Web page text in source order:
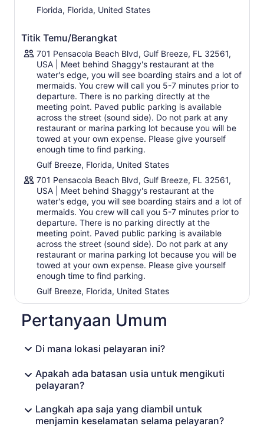
minuman yang dapat dibeli di dalam pesawat. Suvenir
sesuatu untuk mengenang perjalanan Anda.
Florida, Florida, United States
Titik Temu/Berangkat
701 Pensacola Beach Blvd, Gulf Breeze, FL 32561,
USA | Meet behind Shaggy's restaurant at the
water's edge, you will see boarding stairs and a lot of
mermaids. You crew will call you 5-7 minutes prior to
departure. There is no parking directly at the
meeting point. Paved public parking is available
across the street (sound side). Do not park at any
restaurant or marina parking lot because you will be
towed at your own expense. Please give yourself
enough time to find parking.
Gulf Breeze, Florida, United States
701 Pensacola Beach Blvd, Gulf Breeze, FL 32561,
USA | Meet behind Shaggy's restaurant at the
water's edge, you will see boarding stairs and a lot of
mermaids. You crew will call you 5-7 minutes prior to
departure. There is no parking directly at the
meeting point. Paved public parking is available
across the street (sound side). Do not park at any
restaurant or marina parking lot because you will be
towed at your own expense. Please give yourself
enough time to find parking.
Gulf Breeze, Florida, United States
Pertanyaan Umum
Di mana lokasi pelayaran ini?
Apakah ada batasan usia untuk mengikuti
pelayaran?
Langkah apa saja yang diambil untuk
menjamin keselamatan selama pelayaran?